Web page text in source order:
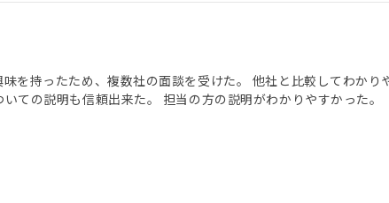
を持ったため、複数社の面談を受けた。 他社と比較してわかり
ての説明も信頼出来た。 担当の方の説明がわかりやすかった。